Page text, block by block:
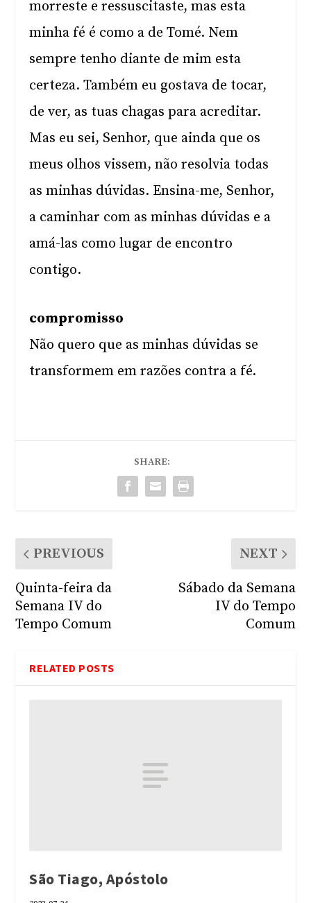
morreste e ressuscitaste, mas esta
minha fé é como a de Tomé. Nem
sempre tenho diante de mim esta
certeza. Também eu gostava de tocar,
de ver, as tuas chagas para acreditar.
Mas eu sei, Senhor, que ainda que os
meus olhos vissem, não resolvia todas
as minhas dúvidas. Ensina-me, Senhor,
a caminhar com as minhas dúvidas e a
amá-las como lugar de encontro
contigo.
compromisso
Não quero que as minhas dúvidas se
transformem em razões contra a fé.
SHARE:
PREVIOUS
Quinta-feira da
Semana IV do
Tempo Comum
NEXT
Sábado da Semana
IV do Tempo
Comum
RELATED POSTS
São Tiago, Apóstolo